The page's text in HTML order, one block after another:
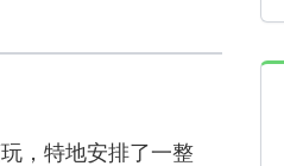
，特地安排了一整